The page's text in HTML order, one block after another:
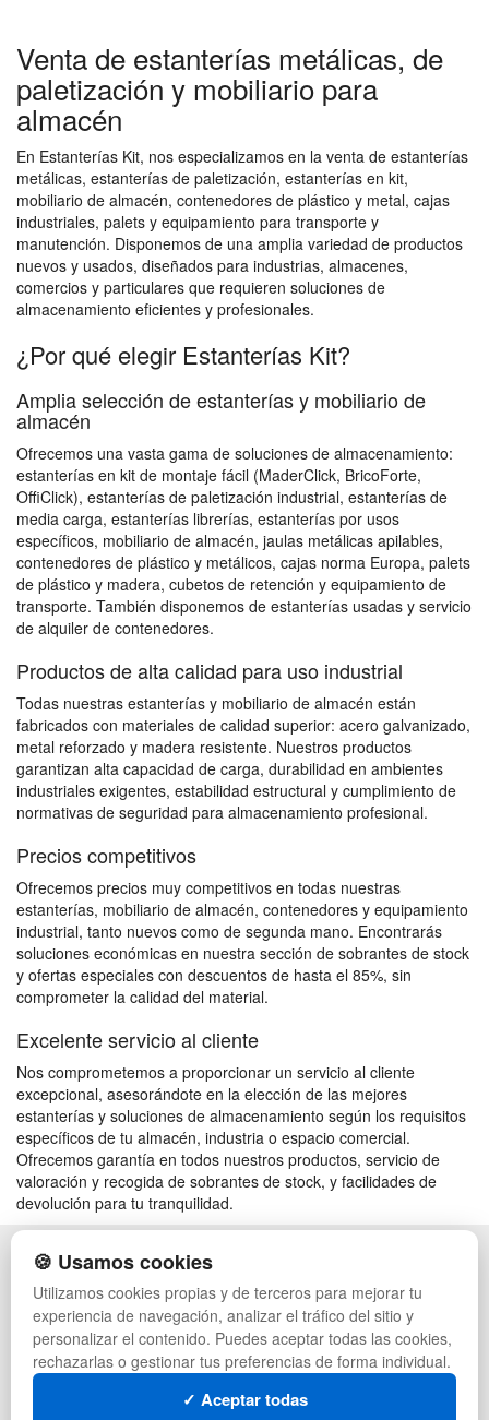
Venta de estanterías metálicas, de
paletización y mobiliario para
almacén
En Estanterías Kit, nos especializamos en la venta de estanterías
metálicas, estanterías de paletización, estanterías en kit,
mobiliario de almacén, contenedores de plástico y metal, cajas
industriales, palets y equipamiento para transporte y
manutención. Disponemos de una amplia variedad de productos
nuevos y usados, diseñados para industrias, almacenes,
comercios y particulares que requieren soluciones de
almacenamiento eficientes y profesionales.
¿Por qué elegir Estanterías Kit?
Amplia selección de estanterías y mobiliario de
almacén
Ofrecemos una vasta gama de soluciones de almacenamiento:
estanterías en kit de montaje fácil (MaderClick, BricoForte,
OffiClick), estanterías de paletización industrial, estanterías de
media carga, estanterías librerías, estanterías por usos
específicos, mobiliario de almacén, jaulas metálicas apilables,
contenedores de plástico y metálicos, cajas norma Europa, palets
de plástico y madera, cubetos de retención y equipamiento de
transporte. También disponemos de estanterías usadas y servicio
de alquiler de contenedores.
Productos de alta calidad para uso industrial
Todas nuestras estanterías y mobiliario de almacén están
fabricados con materiales de calidad superior: acero galvanizado,
metal reforzado y madera resistente. Nuestros productos
garantizan alta capacidad de carga, durabilidad en ambientes
industriales exigentes, estabilidad estructural y cumplimiento de
normativas de seguridad para almacenamiento profesional.
Precios competitivos
Ofrecemos precios muy competitivos en todas nuestras
estanterías, mobiliario de almacén, contenedores y equipamiento
industrial, tanto nuevos como de segunda mano. Encontrarás
soluciones económicas en nuestra sección de sobrantes de stock
y ofertas especiales con descuentos de hasta el 85%, sin
comprometer la calidad del material.
Excelente servicio al cliente
Nos comprometemos a proporcionar un servicio al cliente
excepcional, asesorándote en la elección de las mejores
estanterías y soluciones de almacenamiento según los requisitos
específicos de tu almacén, industria o espacio comercial.
Ofrecemos garantía en todos nuestros productos, servicio de
valoración y recogida de sobrantes de stock, y facilidades de
devolución para tu tranquilidad.
POLÍTICA DE PRIVACIDAD
CONDICIONES DE USO
CAMBIOS Y DEVOLUCIONES
CONTACTO
QUIENES SOMOS
MAPA WEB
PREGUNTAS FRECUENTES
PALETS DE PLÁSTICO
MANUTENCIÓN
GESTIÓN DE RESIDUOS
PALETS
CONTENEDORES DE PLÁSTICO
LIQUIDACIÓN Y SOBRANTES
🍪 Usamos cookies
Utilizamos cookies propias y de terceros para mejorar tu
experiencia de navegación, analizar el tráfico del sitio y
personalizar el contenido. Puedes aceptar todas las cookies,
rechazarlas o gestionar tus preferencias de forma individual.
✓ Aceptar todas